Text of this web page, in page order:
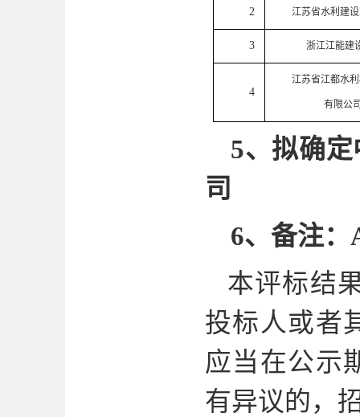
2 江苏省水利建
3 浙江江能建
4
江苏省江都水
有限公
5、拟确
司
6、备注：
本评标结
投标人或者
应当在公示
有异议的，